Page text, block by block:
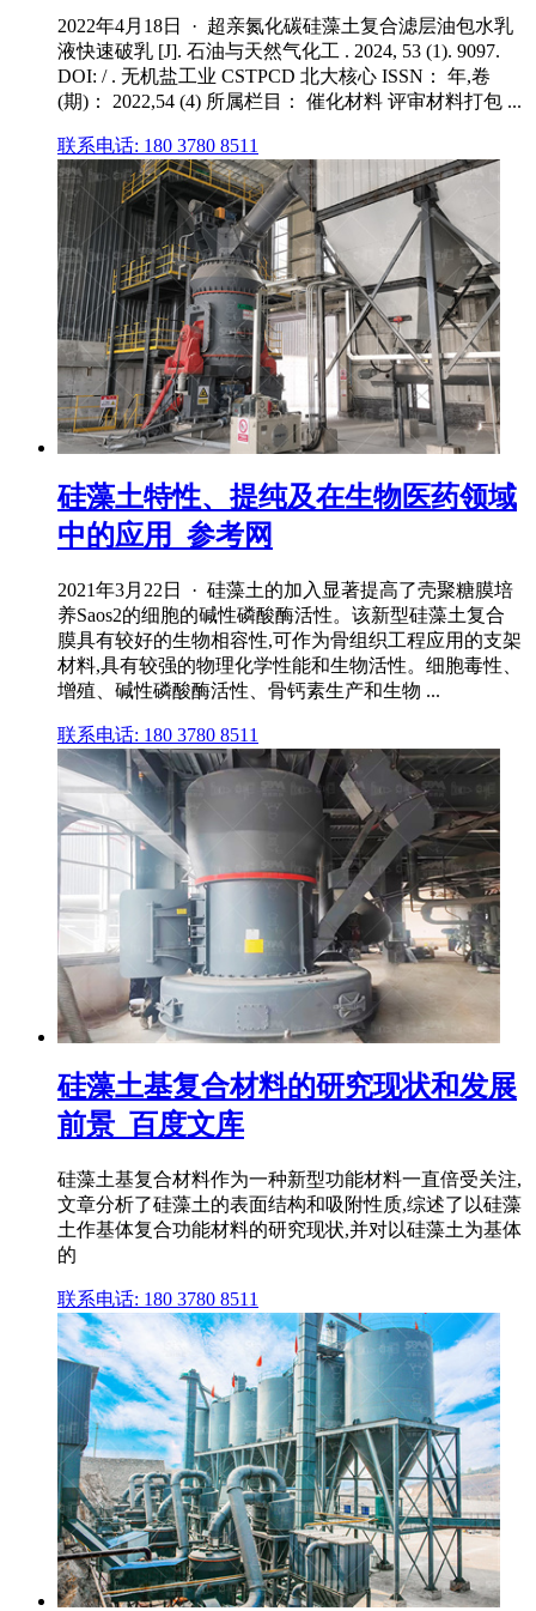
2022年4月18日 · 超亲氮化碳硅藻土复合滤层油包水乳
液快速破乳 [J]. 石油与天然气化工 . 2024, 53 (1). 9097.
DOI: / . 无机盐工业 CSTPCD 北大核心 ISSN： 年,卷
(期)： 2022,54 (4) 所属栏目： 催化材料 评审材料打包 ...
联系电话: 180 3780 8511
硅藻土特性、提纯及在生物医药领域
中的应用_参考网
2021年3月22日 · 硅藻土的加入显著提高了壳聚糖膜培
养Saos2的细胞的碱性磷酸酶活性。该新型硅藻土复合
膜具有较好的生物相容性,可作为骨组织工程应用的支架
材料,具有较强的物理化学性能和生物活性。细胞毒性、
增殖、碱性磷酸酶活性、骨钙素生产和生物 ...
联系电话: 180 3780 8511
硅藻土基复合材料的研究现状和发展
前景_百度文库
硅藻土基复合材料作为一种新型功能材料一直倍受关注,
文章分析了硅藻土的表面结构和吸附性质,综述了以硅藻
土作基体复合功能材料的研究现状,并对以硅藻土为基体
的
联系电话: 180 3780 8511